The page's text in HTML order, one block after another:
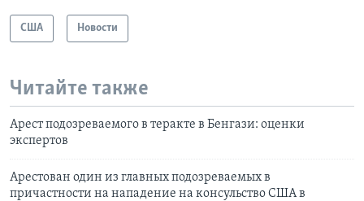
США Новости
Читайте также
Арест подозреваемого в теракте в Бенгази: оценки
экспертов
Арестован один из главных подозреваемых в
причастности на нападение на консульство США в